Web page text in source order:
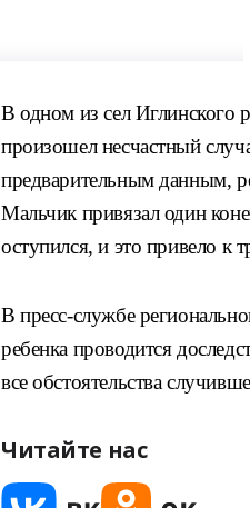
В одном из сел Иглинского
произошел несчастный
предварительным данным,
Мальчик привязал один
оступился, и это привело к
В пресс-службе
ребенка проводится
все обстоятельства
Читайте нас